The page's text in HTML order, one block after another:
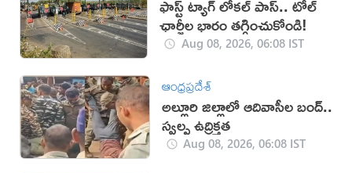
ఛార్జీల భారం తగ్గించుకోండి!
Aug 08, 2026, 06:08 IST
ఆంధ్రప్రదేశ్
అల్లూరి జిల్లాలో ఆదివాసీల బంద్..
స్వల్ప ఉద్రిక్తత
Aug 08, 2026, 06:08 IST